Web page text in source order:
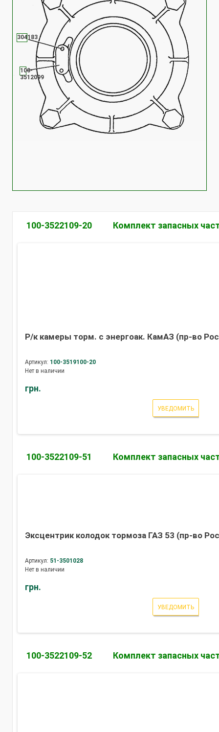
100-
3512099
304183
100-3522109-20 Комплект запасных
Р/к камеры торм. с энергоак. КамАЗ (пр-во
Артикул: 100-3519100-20
Нет в наличии
грн.
УВЕДОМИТЬ
100-3522109-51 Комплект запасных
Эксцентрик колодок тормоза ГАЗ 53 (пр-во
Артикул: 51-3501028
Нет в наличии
грн.
УВЕДОМИТЬ
100-3522109-52 Комплект запасных